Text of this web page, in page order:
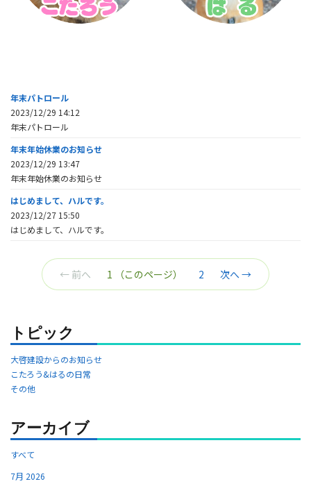
年末パトロール
2023/12/29 14:12
年末パトロール
年末年始休業のお知らせ
2023/12/29 13:47
年末年始休業のお知らせ
はじめまして、ハルです。
2023/12/27 15:50
はじめまして、ハルです。
← 前へ 1 （このページ） 2 次へ →
トピック
大啓建設からのお知らせ
こたろう&はるの日常
その他
アーカイブ
すべて
7月 2026